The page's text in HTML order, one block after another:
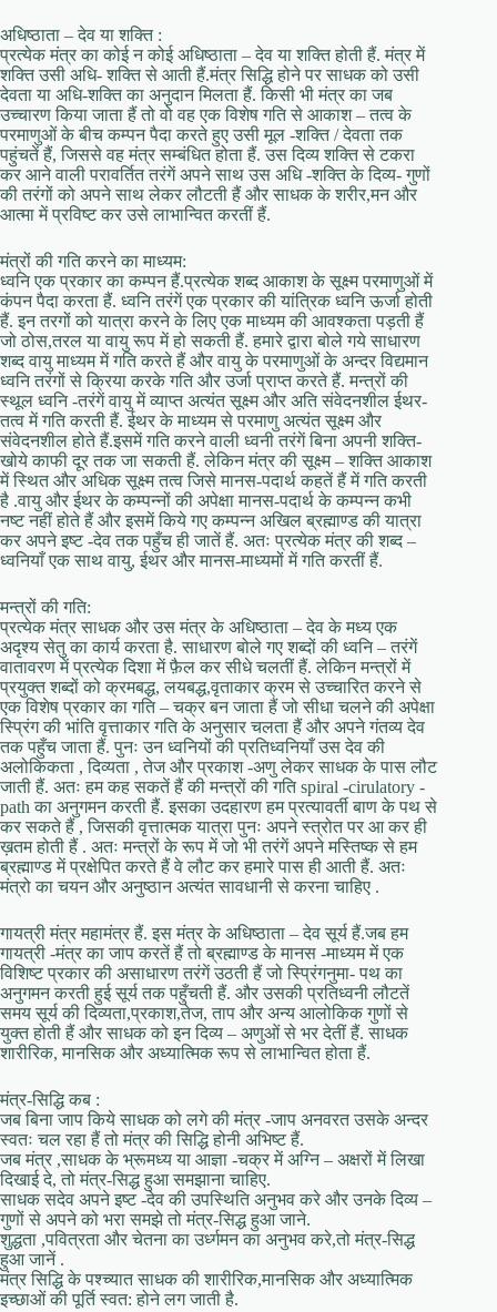
अधिष्ठाता – देव या शक्ति :
प्रत्येक मंत्र का कोई न कोई अधिष्ठाता – देव या शक्ति होती हैं. मंत्र में
शक्ति उसी अधि- शक्ति से आती हैं.मंत्र सिद्धि होने पर साधक को उसी
देवता या अधि-शक्ति का अनुदान मिलता हैं. किसी भी मंत्र का जब
उच्चारण किया जाता हैं तो वो वह एक विशेष गति से आकाश – तत्व के
परमाणुओं के बीच कम्पन पैदा करते हुए उसी मूल -शक्ति / देवता तक
पहुंचतें हैं, जिससे वह मंत्र सम्बंधित होता हैं. उस दिव्य शक्ति से टकरा
कर आने वाली परावर्तित तरंगें अपने साथ उस अधि -शक्ति के दिव्य- गुणों
की तरंगों को अपने साथ लेकर लौटती हैं और साधक के शरीर,मन और
आत्मा में प्रविष्ट कर उसे लाभान्वित करतीं हैं.
मंत्रों की गति करने का माध्यम:
ध्वनि एक प्रकार का कम्पन हैं.प्रत्येक शब्द आकाश के सूक्ष्म परमाणुओं में
कंपन पैदा करता हैं. ध्वनि तरंगें एक प्रकार की यांत्रिक ध्वनि ऊर्जा होती
हैं. इन तरगों को यात्रा करने के लिए एक माध्यम की आवश्कता पड़ती हैं
जो ठोस,तरल या वायु रूप में हो सकती हैं. हमारे द्वारा बोले गये साधारण
शब्द वायु माध्यम में गति करते हैं और वायु के परमाणुओं के अन्दर विद्यमान
ध्वनि तरंगों से क्रिया करके गति और उर्जा प्राप्त करते हैं. मन्त्रों की
स्थूल ध्वनि -तरंगें वायु में व्याप्त अत्यंत सूक्ष्म और अति संवेदनशील ईथर-
तत्व में गति करती हैं. ईथर के माध्यम से परमाणु अत्यंत सूक्ष्म और
संवेदनशील होते हैं.इसमें गति करने वाली ध्वनी तरंगें बिना अपनी शक्ति-
खोये काफी दूर तक जा सकती हैं. लेकिन मंत्र की सूक्ष्म – शक्ति आकाश
में स्थित और अधिक सूक्ष्म तत्व जिसे मानस-पदार्थ कहतें हैं में गति करती
है .वायु और ईथर के कम्पन्नों की अपेक्षा मानस-पदार्थ के कम्पन्न कभी
नष्ट नहीं होते हैं और इसमें किये गए कम्पन्न अखिल ब्रह्माण्ड की यात्रा
कर अपने इष्ट -देव तक पहुँच ही जातें हैं. अतः प्रत्येक मंत्र की शब्द –
ध्वनियाँ एक साथ वायु, ईथर और मानस-माध्यमों में गति करतीं हैं.
मन्त्रों की गति:
प्रत्येक मंत्र साधक और उस मंत्र के अधिष्ठाता – देव के मध्य एक
अदृश्य सेतु का कार्य करता है. साधारण बोले गए शब्दों की ध्वनि – तरंगें
वातावरण में प्रत्येक दिशा में फ़ैल कर सीधे चलतीं हैं. लेकिन मन्त्रों में
प्रयुक्त शब्दों को क्रमबद्ध, लयबद्ध,वृताकार क्रम से उच्चारित करने से
एक विशेष प्रकार का गति – चक्र बन जाता हैं जो सीधा चलने की अपेक्षा
स्प्रिंग की भांति वृत्ताकार गति के अनुसार चलता हैं और अपने गंतव्य देव
तक पहुँच जाता हैं. पुनः उन ध्वनियों की प्रतिध्वनियाँ उस देव की
अलोकिकता , दिव्यता , तेज और प्रकाश -अणु लेकर साधक के पास लौट
जाती हैं. अतः हम कह सकतें हैं की मन्त्रों की गति spiral -cirulatory -
path का अनुगमन करती हैं. इसका उदहारण हम प्रत्यावर्ती बाण के पथ से
कर सकते हैं , जिसकी वृत्तात्मक यात्रा पुनः अपने स्त्रोत पर आ कर ही
ख़तम होती हैं . अतः मन्त्रों के रूप में जो भी तरंगें अपने मस्तिष्क से हम
ब्रह्माण्ड में प्रक्षेपित करते हैं वे लौट कर हमारे पास ही आती हैं. अतः
मंत्रो का चयन और अनुष्ठान अत्यंत सावधानी से करना चाहिए .
गायत्री मंत्र महामंत्र हैं. इस मंत्र के अधिष्ठाता – देव सूर्य हैं.जब हम
गायत्री -मंत्र का जाप करतें हैं तो ब्रह्माण्ड के मानस -माध्यम में एक
विशिष्ट प्रकार की असाधारण तरंगें उठती हैं जो स्प्रिंगनुमा- पथ का
अनुगमन करती हुई सूर्य तक पहुँचती हैं. और उसकी प्रतिध्वनी लौटतें
समय सूर्य की दिव्यता,प्रकाश,तेज, ताप और अन्य आलोकिक गुणों से
युक्त होती हैं और साधक को इन दिव्य – अणुओं से भर देतीं हैं. साधक
शारीरिक, मानसिक और अध्यात्मिक रूप से लाभान्वित होता हैं.
मंत्र-सिद्धि कब :
जब बिना जाप किये साधक को लगे की मंत्र -जाप अनवरत उसके अन्दर
स्वतः चल रहा हैं तो मंत्र की सिद्धि होनी अभिष्ट हैं.
जब मंत्र ,साधक के भ्रूमध्य या आज्ञा -चक्र में अग्नि – अक्षरों में लिखा
दिखाई दे, तो मंत्र-सिद्ध हुआ समझाना चाहिए.
साधक सदेव अपने इष्ट -देव की उपस्थिति अनुभव करे और उनके दिव्य –
गुणों से अपने को भरा समझे तो मंत्र-सिद्ध हुआ जाने.
शुद्धता ,पवित्रता और चेतना का उर्ध्गमन का अनुभव करे,तो मंत्र-सिद्ध
हुआ जानें .
मंत्र सिद्धि के पश्च्यात साधक की शारीरिक,मानसिक और अध्यात्मिक
इच्छाओं की पूर्ति स्वत: होने लग जाती है.